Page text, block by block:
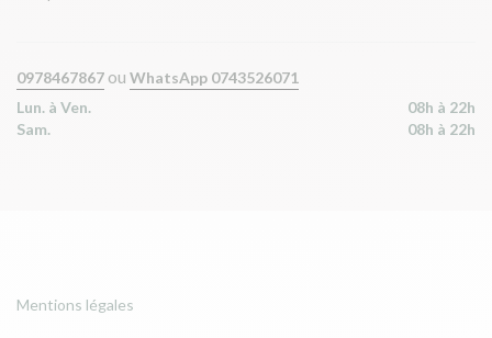
0978467867 ou WhatsApp 0743526071
Lun. à Ven.
08h à 22h
Sam.
08h à 22h
Mentions légales